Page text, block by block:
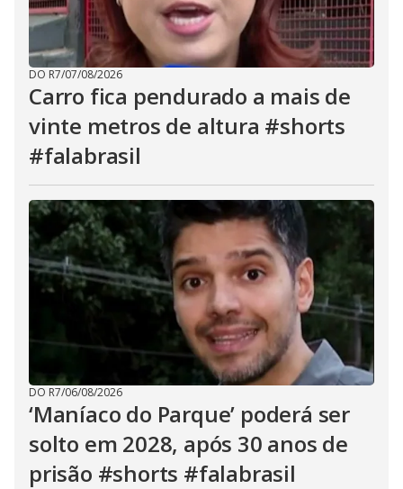
DO R7/07/08/2026
Carro fica pendurado a mais de
vinte metros de altura #shorts
#falabrasil
DO R7/06/08/2026
‘Maníaco do Parque’ poderá ser
solto em 2028, após 30 anos de
prisão #shorts #falabrasil